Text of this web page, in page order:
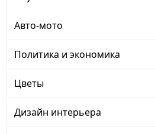
Авто-мото
Политика и экономика
Цветы
Дизайн интерьера